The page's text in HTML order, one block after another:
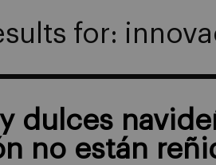
for:
dulces
no están